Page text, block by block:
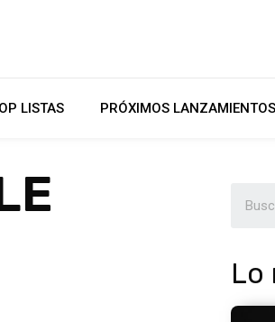
LISTAS PRÓXIMOS LANZAMIENTOS
Lo